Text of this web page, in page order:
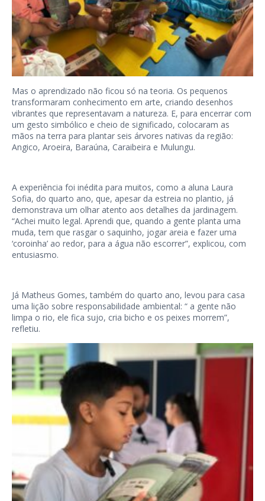
Mas o aprendizado não ficou só na teoria. Os pequenos
transformaram conhecimento em arte, criando desenhos
vibrantes que representavam a natureza. E, para encerrar com
um gesto simbólico e cheio de significado, colocaram as
mãos na terra para plantar seis árvores nativas da região:
Angico, Aroeira, Baraúna, Caraibeira e Mulungu.
A experiência foi inédita para muitos, como a aluna Laura
Sofia, do quarto ano, que, apesar da estreia no plantio, já
demonstrava um olhar atento aos detalhes da jardinagem.
“Achei muito legal. Aprendi que, quando a gente planta uma
muda, tem que rasgar o saquinho, jogar areia e fazer uma
‘coroinha’ ao redor, para a água não escorrer”, explicou, com
entusiasmo.
Já Matheus Gomes, também do quarto ano, levou para casa
uma lição sobre responsabilidade ambiental: “ a gente não
limpa o rio, ele fica sujo, cria bicho e os peixes morrem”,
refletiu.